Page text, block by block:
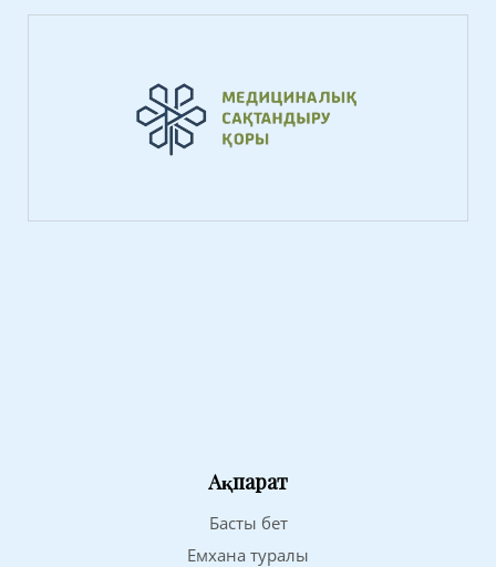
Ақпарат
Басты бет
Емхана туралы